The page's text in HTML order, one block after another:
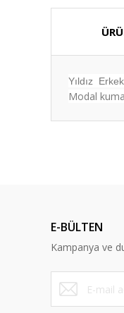
Yıldız
Modal
Ürün
Ürün
Bu
E-BÜLTEN
Kampanya ve